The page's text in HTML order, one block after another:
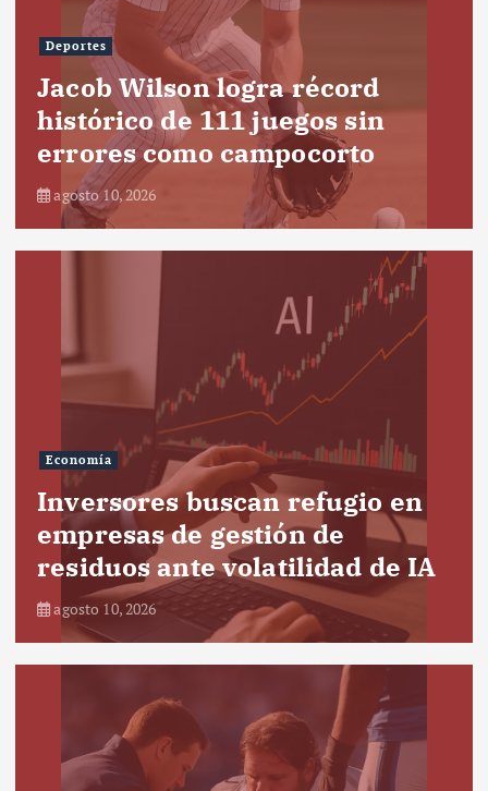
Deportes
Jacob Wilson logra récord
histórico de 111 juegos sin
errores como campocorto
agosto 10, 2026
Economía
Inversores buscan refugio en
empresas de gestión de
residuos ante volatilidad de IA
agosto 10, 2026